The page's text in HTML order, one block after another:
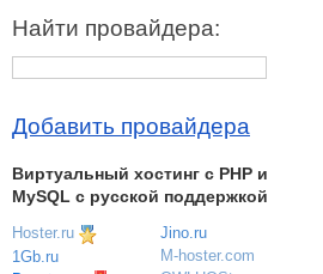
Найти провайдера:
Добавить провайдера
Виртуальный хостинг c PHP и
MySQL с русской поддержкой
Hoster.ru
1Gb.ru
Jino.ru
M-hoster.com